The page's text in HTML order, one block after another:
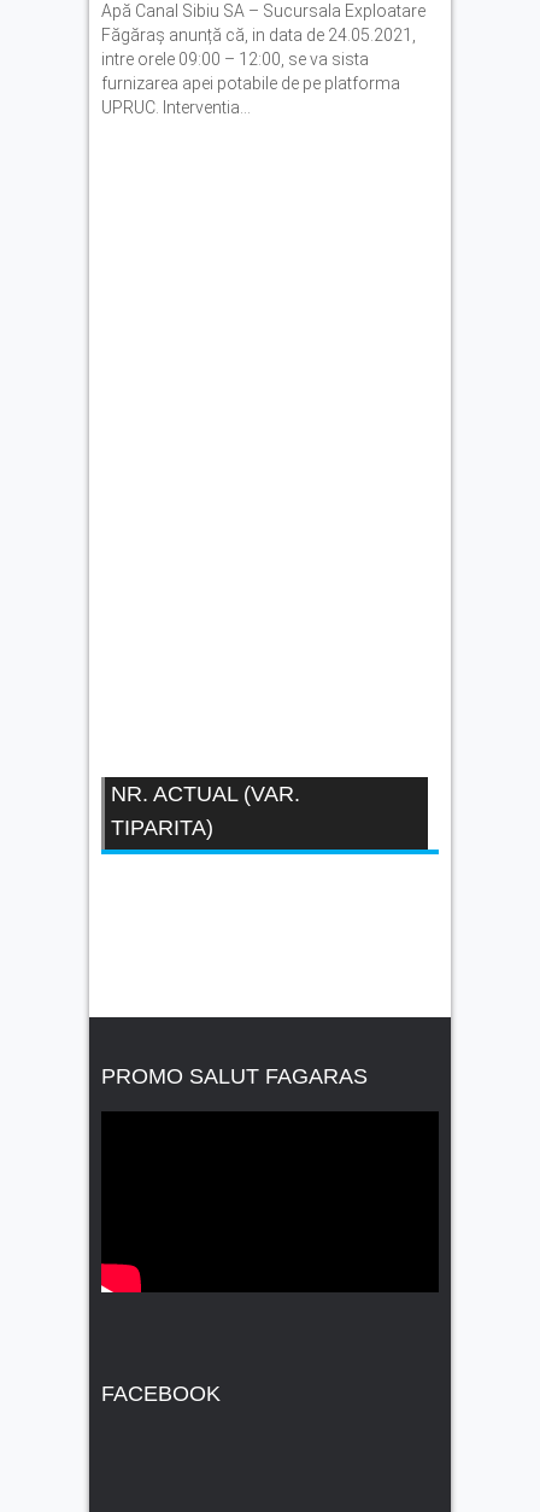
Apă Canal Sibiu SA – Sucursala Exploatare
Făgăraș anunță că, in data de 24.05.2021,
intre orele 09:00 – 12:00, se va sista
furnizarea apei potabile de pe platforma
UPRUC. Interventia...
NR. ACTUAL (VAR.
TIPARITA)
PROMO SALUT FAGARAS
FACEBOOK